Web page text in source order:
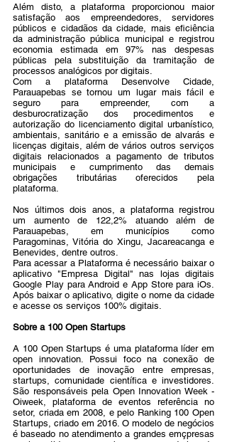
Além disto, a plataforma proporcionou maior
satisfação aos empreendedores, servidores
públicos e cidadãos da cidade, mais eficiência
da administração pública municipal e registrou
economia estimada em 97% nas despesas
públicas pela substituição da tramitação de
processos analógicos por digitais.
Com a plataforma Desenvolve Cidade,
Parauapebas se tornou um lugar mais fácil e
seguro para empreender, com a
desburocratização dos procedimentos e
autorização do licenciamento digital urbanístico,
ambientais, sanitário e a emissão de alvarás e
licenças digitais, além de vários outros serviços
digitais relacionados a pagamento de tributos
municipais e cumprimento das demais
obrigações tributárias oferecidos pela
plataforma.
Nos últimos dois anos, a plataforma registrou
um aumento de 122,2% atuando além de
Parauapebas, em municípios como
Paragominas, Vitória do Xingu, Jacareacanga e
Benevides, dentre outros.
Para acessar a Plataforma é necessário baixar o
aplicativo "Empresa Digital" nas lojas digitais
Google Play para Android e App Store para iOs.
Após baixar o aplicativo, digite o nome da cidade
e acesse os serviços 100% digitais.
Sobre a 100 Open Startups
A 100 Open Startups é uma plataforma líder em
open innovation. Possui foco na conexão de
oportunidades de inovação entre empresas,
startups, comunidade científica e investidores.
São responsáveis pela Open Innovation Week -
Oiweek, plataforma de eventos referência no
setor, criada em 2008, e pelo Ranking 100 Open
Startups, criado em 2016. O modelo de negócios
é baseado no atendimento a grandes emçpresas